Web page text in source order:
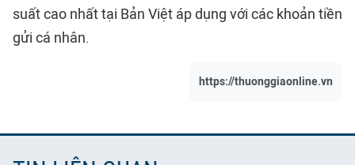
suất cao nhất tại Bản Việt áp dụng với các khoản tiền
gửi cá nhân.
https://thuonggiaonline.vn